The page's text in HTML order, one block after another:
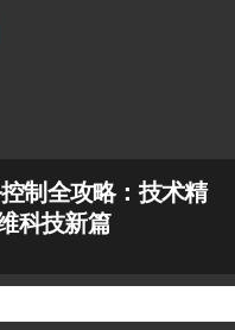
制全攻略：技术精
科技新篇